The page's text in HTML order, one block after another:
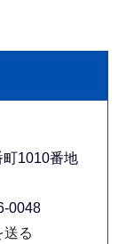
1010番地
0048
送る